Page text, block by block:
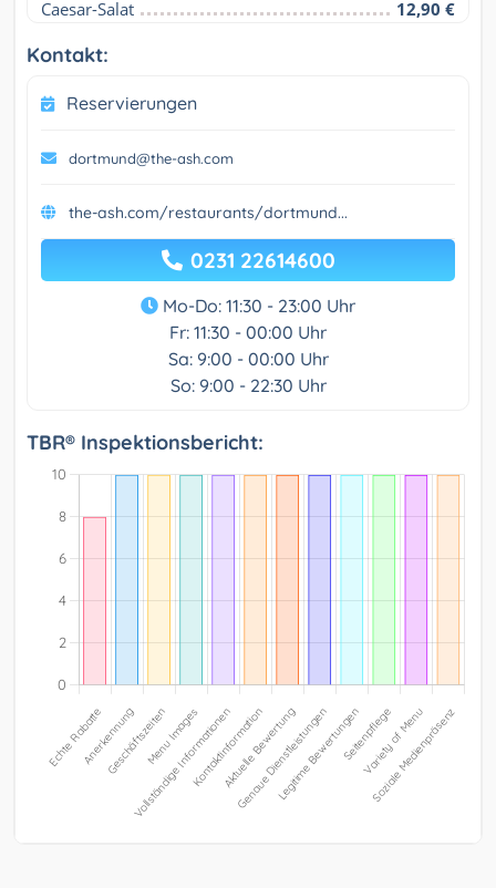
Caesar-Salat
12,90 €
Kontakt:
Reservierungen
dortmund@the-ash.com
the-ash.com/restaurants/dortmund...
0231 22614600
Mo-Do: 11:30 - 23:00 Uhr
Fr: 11:30 - 00:00 Uhr
Sa: 9:00 - 00:00 Uhr
So: 9:00 - 22:30 Uhr
TBR® Inspektionsbericht: